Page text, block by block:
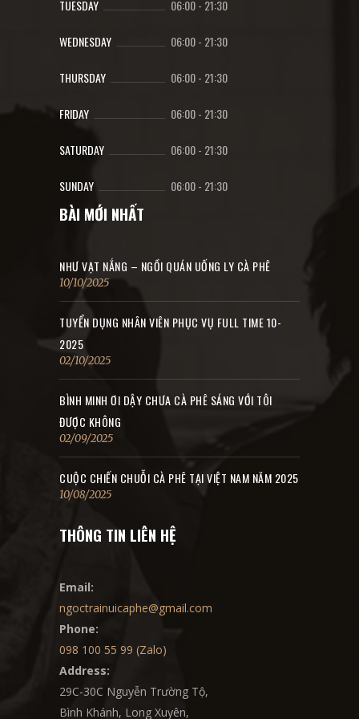
TUESDAY 06:00- 21:30
WEDNESDAY 06:00- 21:30
THURSDAY 06:00- 21:30
FRIDAY 06:00- 21:30
SATURDAY 06:00- 21:30
SUNDAY 06:00- 21:30
BÀI MỚI NHẤT
NHƯ VẠT NẮNG – NGỒI QUÁN UỐNG LY CÀ PHÊ
10/10/2025
TUYỂN DỤNG NHÂN VIÊN PHỤC VỤ FULL TIME 10-
2025
02/10/2025
BÌNH MINH ƠI DẬY CHƯA CÀ PHÊ SÁNG VỚI TÔI
ĐƯỢC KHÔNG
02/09/2025
CUỘC CHIẾN CHUỖI CÀ PHÊ TẠI VIỆT NAM NĂM 2025
10/08/2025
THÔNG TIN LIÊN HỆ
Email:
ngoctrainuicaphe@gmail.com
Phone:
098 100 55 99 (Zalo)
Address:
29C-30C Nguyễn Trường Tộ,
Bình Khánh, Long Xuyên,